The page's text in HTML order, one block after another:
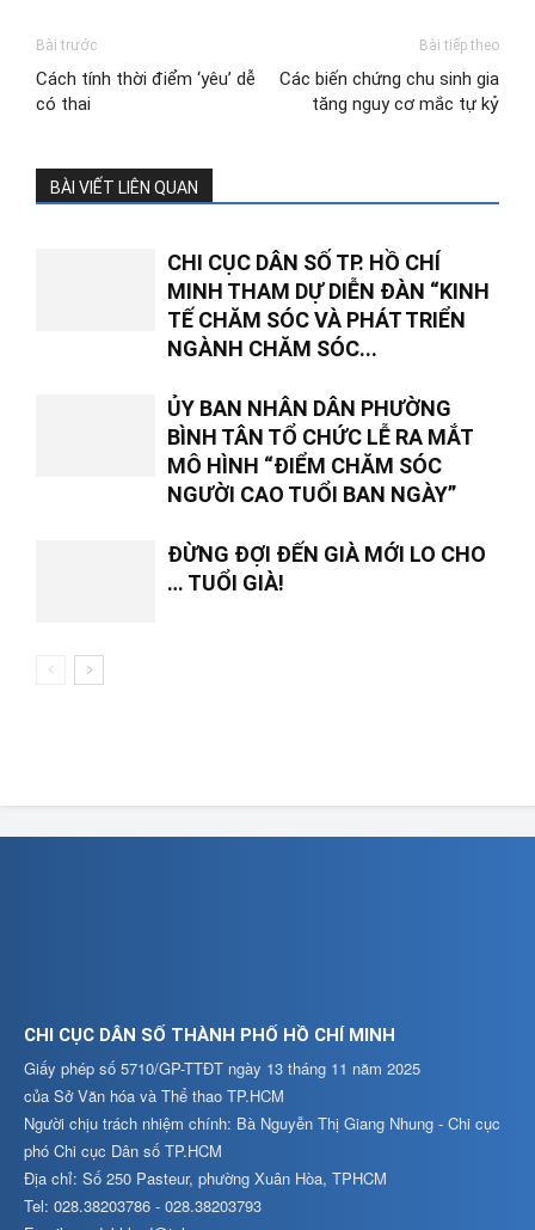
Bài trước
Cách tính thời điểm ‘yêu’ dễ
có thai
Bài tiếp theo
Các biến chứng chu sinh gia
tăng nguy cơ mắc tự kỷ
BÀI VIẾT LIÊN QUAN
CHI CỤC DÂN SỐ TP. HỒ CHÍ
MINH THAM DỰ DIỄN ĐÀN “KINH
TẾ CHĂM SÓC VÀ PHÁT TRIỂN
NGÀNH CHĂM SÓC...
ỦY BAN NHÂN DÂN PHƯỜNG
BÌNH TÂN TỔ CHỨC LỄ RA MẮT
MÔ HÌNH “ĐIỂM CHĂM SÓC
NGƯỜI CAO TUỔI BAN NGÀY”
ĐỪNG ĐỢI ĐẾN GIÀ MỚI LO CHO
… TUỔI GIÀ!
CHI CỤC DÂN SỐ THÀNH PHỐ HỒ CHÍ MINH
Giấy phép số 5710/GP-TTĐT ngày 13 tháng 11 năm 2025
của Sở Văn hóa và Thể thao TP.HCM
Người chịu trách nhiệm chính: Bà Nguyễn Thị Giang Nhung - Chi cục
phó Chi cục Dân số TP.HCM
Địa chỉ: Số 250 Pasteur, phường Xuân Hòa, TPHCM
Tel: 028.38203786 - 028.38203793